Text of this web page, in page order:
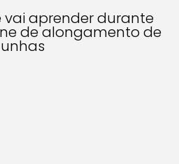
vai aprender durante
de alongamento de
unhas